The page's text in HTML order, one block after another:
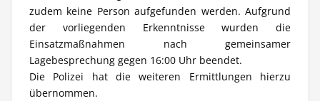
zudem keine Person aufgefunden werden. Aufgrund
der vorliegenden Erkenntnisse wurden die
Einsatzmaßnahmen nach gemeinsamer
Lagebesprechung gegen 16:00 Uhr beendet.
Die Polizei hat die weiteren Ermittlungen hierzu
übernommen.